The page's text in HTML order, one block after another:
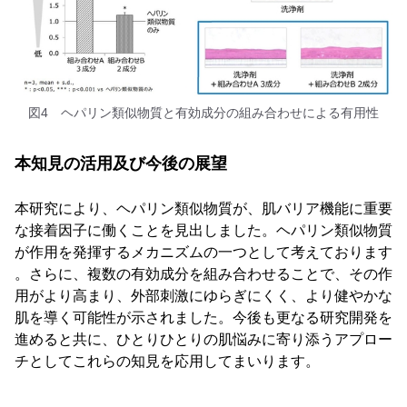
図4 ヘパリン類似物質と有効成分の組み合わせによる有用性
本知見の活用及び今後の展望
本研究により、ヘパリン類似物質が、肌バリア機能に重要
な接着因子に働くことを見出しました。ヘパリン類似物質
が作用を発揮するメカニズムの一つとして考えております
。さらに、複数の有効成分を組み合わせることで、その作
用がより高まり、外部刺激にゆらぎにくく、より健やかな
肌を導く可能性が示されました。今後も更なる研究開発を
進めると共に、ひとりひとりの肌悩みに寄り添うアプロー
チとしてこれらの知見を応用してまいります。